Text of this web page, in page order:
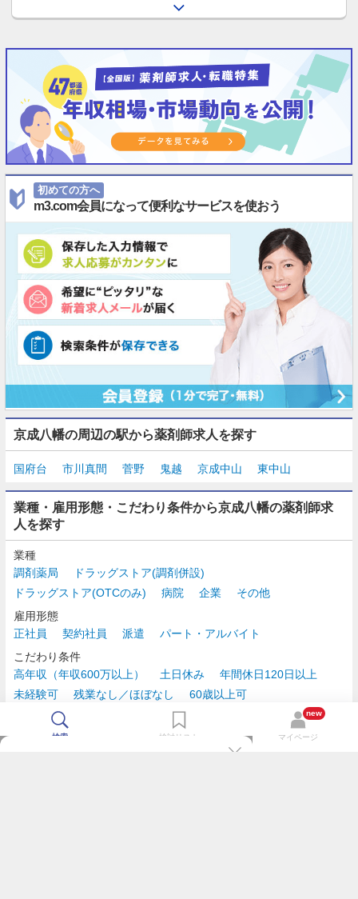
初めての方へ
m3.com会員になって便利なサービスを使おう
京成八幡の周辺の駅から薬剤師求人を探す
国府台 市川真間 菅野 鬼越 京成中山 東中山
業種・雇用形態・こだわり条件から京成八幡の薬剤師求
人を探す
業種
調剤薬局
ドラッグストア(調剤併設)
ドラッグストア(OTCのみ)
病院 企業
その他
雇用形態
正社員
契約社員 派遣
パート・アルバイト
こだわり条件
高年収（年収600万以上）
土日休み
年間休日120日以上
未経験可
残業なし／ほぼなし
60歳以上可
時給2,500円以上
検索 検討リスト
new
マイページ